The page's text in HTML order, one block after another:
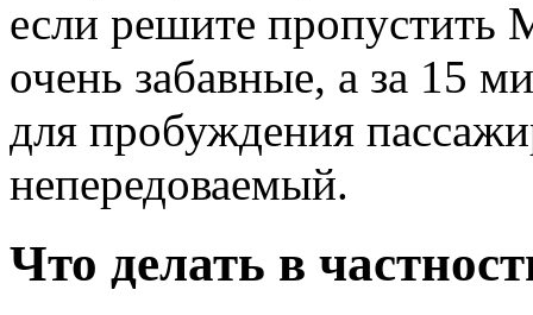
если решите пропустить
очень забавные, а за 15
для пробуждения
непередоваемый.
Что делать в